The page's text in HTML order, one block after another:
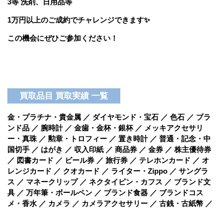
3等 洗剤、日用品等
1万円以上のご成約でチャレンジできます✨
この機会にぜひご参加ください！
買取品目 買取実績 一覧
金・プラチナ・貴金属 ／ ダイヤモンド・宝石 ／ 色石 ／ ブラ
ンド品 ／ 腕時計 ／ 金歯・金杯・銀杯 ／ メッキアクセサリ
ー・真珠 ／ 勲章・トロフィー ／ 置き時計 ／ 普通・記念・中
国切手 ／ はがき ／ 収入印紙 ／ 商品券 ／ 金券 ／ 株主優待券
／ 図書カード ／ ビール券 ／ 旅行券 ／ テレホンカード ／ オ
レンジカード ／ クオカード ／ ライター・Zippo ／ サングラ
ス ／ マネークリップ ／ ネクタイピン・カフス ／ ブランド文
具 ／ 万年筆・ボールペン ／ ブランド食器 ／ ブランドコス
メ・香水 ／ カメラ ／ カメラアクセサリー ／ 古銭・古紙幣 ／